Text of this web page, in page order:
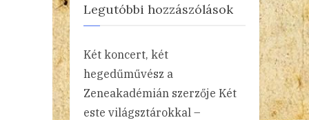
Legutóbbi hozzászólások
Két koncert, két
hegedűművész a
Zeneakadémián szerzője Két
este világsztárokkal –